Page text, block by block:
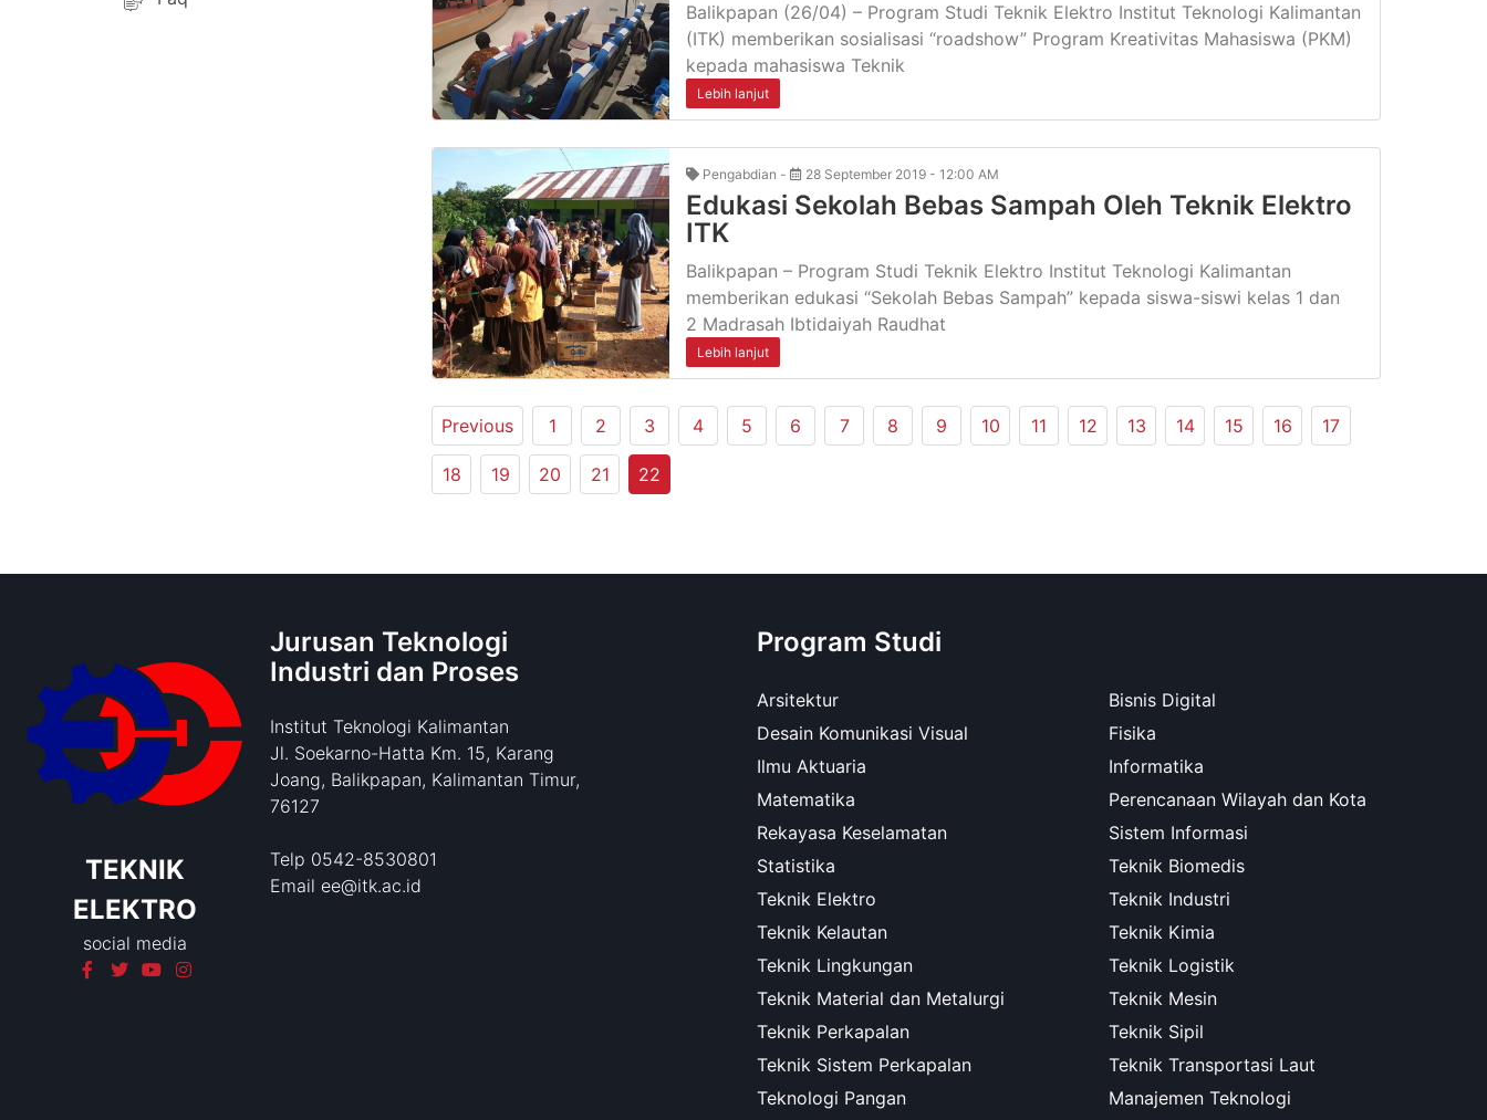
Balikpapan (26/04) – Program Studi Teknik Elektro Institut Teknologi Kalimantan
(ITK) memberikan sosialisasi “roadshow” Program Kreativitas Mahasiswa (PKM)
kepada mahasiswa Teknik
Lebih lanjut
Pengabdian - 28 September 2019 - 12:00 AM
Edukasi Sekolah Bebas Sampah Oleh Teknik Elektro
ITK
Balikpapan – Program Studi Teknik Elektro Institut Teknologi Kalimantan
memberikan edukasi “Sekolah Bebas Sampah” kepada siswa-siswi kelas 1 dan
2 Madrasah Ibtidaiyah Raudhat
Lebih lanjut
Previous 1 2 3 4 5 6 7 8 9 10 11 12 13 14 15 16 17
18 19 20 21 22
TEKNIK
ELEKTRO
social media
Jurusan Teknologi
Industri dan Proses
Institut Teknologi Kalimantan
Jl. Soekarno-Hatta Km. 15, Karang
Joang, Balikpapan, Kalimantan Timur,
76127
Telp 0542-8530801
Email ee@itk.ac.id
Program Studi
Arsitektur
Bisnis Digital
Desain Komunikasi Visual
Fisika
Ilmu Aktuaria
Informatika
Matematika
Perencanaan Wilayah dan Kota
Rekayasa Keselamatan
Sistem Informasi
Statistika
Teknik Biomedis
Teknik Elektro
Teknik Industri
Teknik Kelautan
Teknik Kimia
Teknik Lingkungan
Teknik Logistik
Teknik Material dan Metalurgi
Teknik Mesin
Teknik Perkapalan
Teknik Sipil
Teknik Sistem Perkapalan
Teknik Transportasi Laut
Teknologi Pangan
Manajemen Teknologi